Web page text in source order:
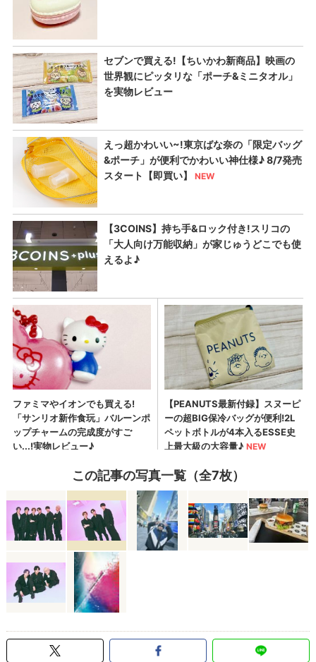
この記事の写真一覧（全7枚）